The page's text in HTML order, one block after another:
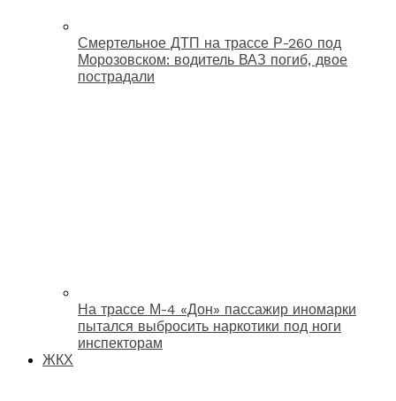
Смертельное ДТП на трассе Р-260 под
Морозовском: водитель ВАЗ погиб, двое
пострадали
На трассе М-4 «Дон» пассажир иномарки
пытался выбросить наркотики под ноги
инспекторам
ЖКХ